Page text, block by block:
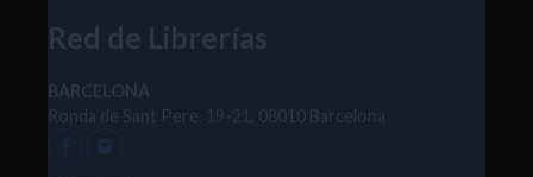
Red de Librerías
BARCELONA
Ronda de Sant Pere, 19-21, 08010 Barcelona